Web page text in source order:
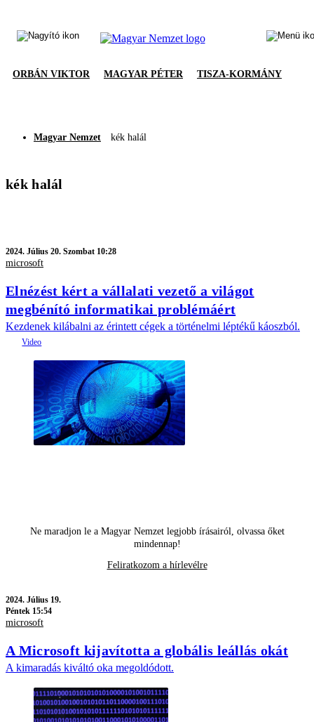
ORBÁN VIKTOR MAGYAR PÉTER TISZA-KORMÁNY
Magyar Nemzet kék halál
kék halál
2024. Július 20. Szombat 10:28
microsoft
Elnézést kért a vállalati vezető a világot
megbénító informatikai problémáért
Kezdenek kilábalni az érintett cégek a történelmi léptékű káoszból.
Ne maradjon le a Magyar Nemzet legjobb írásairól, olvassa őket
mindennap!
Feliratkozom a hírlevélre
2024. Július 19.
Péntek 15:54
microsoft
A Microsoft kijavította a globális leállás okát
A kimaradás kiváltó oka megoldódott.